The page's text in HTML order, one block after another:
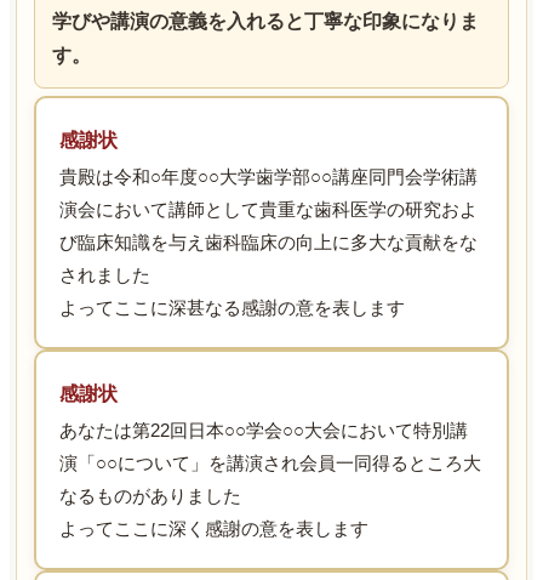
学びや講演の意義を入れると丁寧な印象になりま
す。
感謝状
貴殿は令和○年度○○大学歯学部○○講座同門会学術講
演会において講師として貴重な歯科医学の研究およ
び臨床知識を与え歯科臨床の向上に多大な貢献をな
されました
よってここに深甚なる感謝の意を表します
感謝状
あなたは第22回日本○○学会○○大会において特別講
演「○○について」を講演され会員一同得るところ大
なるものがありました
よってここに深く感謝の意を表します